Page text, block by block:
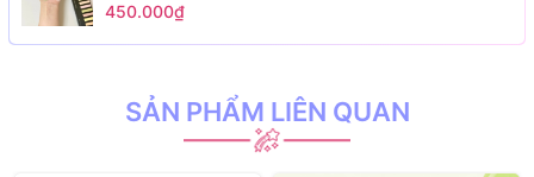
450.000₫
SẢN PHẨM LIÊN QUAN